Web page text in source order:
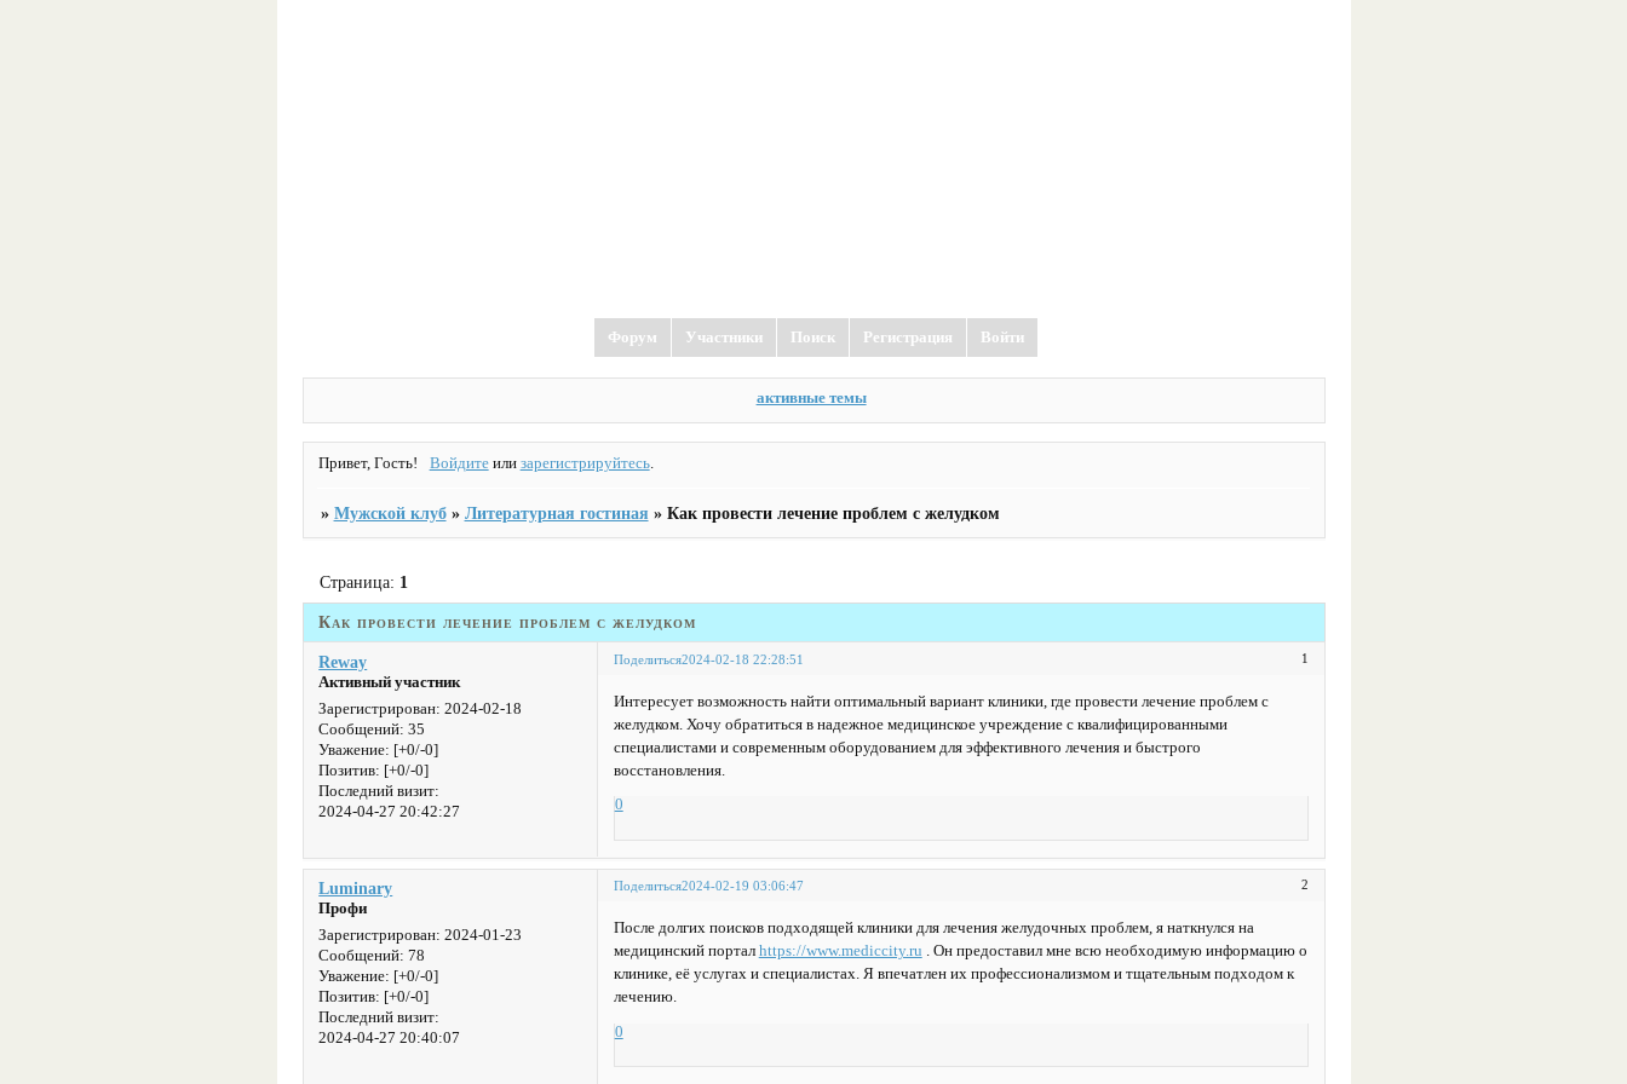
Форум Участники Поиск Регистрация Войти
активные темы
Привет, Гость! Войдитеили зарегистрируйтесь.
» Мужской клуб » Литературная гостиная » Как провести лечение проблем с желудком
Как провести лечение проблем с желудком
Страница: 1
Поделиться 1
2024-02-18 22:28:51
Reway
Активный участник
Зарегистрирован: 2024-02-18
Сообщений: 35
Уважение: [+0/-0]
Позитив: [+0/-0]
Последний визит:
2024-04-27 20:42:27
Интересует возможность найти оптимальный вариант клиники, где провести лечение проблем с
желудком. Хочу обратиться в надежное медицинское учреждение с квалифицированными
специалистами и современным оборудованием для эффективного лечения и быстрого
восстановления.
0
Поделиться 2
2024-02-19 03:06:47
Luminary
Профи
Зарегистрирован: 2024-01-23
Сообщений: 78
Уважение: [+0/-0]
Позитив: [+0/-0]
Последний визит:
2024-04-27 20:40:07
После долгих поисков подходящей клиники для лечения желудочных проблем, я наткнулся на
медицинский портал https://www.mediccity.ru . Он предоставил мне всю необходимую информацию о
клинике, её услугах и специалистах. Я впечатлен их профессионализмом и тщательным подходом к
лечению.
0